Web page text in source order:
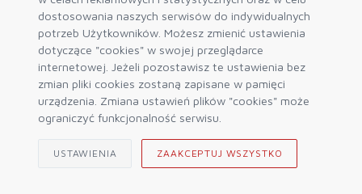
dostosowania naszych serwisów do indywidualnych
potrzeb Użytkowników. Możesz zmienić ustawienia
dotyczące "cookies" w swojej przeglądarce
internetowej. Jeżeli pozostawisz te ustawienia bez
zmian pliki cookies zostaną zapisane w pamięci
urządzenia. Zmiana ustawień plików "cookies" może
ograniczyć funkcjonalność serwisu.
USTAWIENIA ZAAKCEPTUJ WSZYSTKO
Zwrot i wymiana
System rabatowy
Kody rabatowe
Blog